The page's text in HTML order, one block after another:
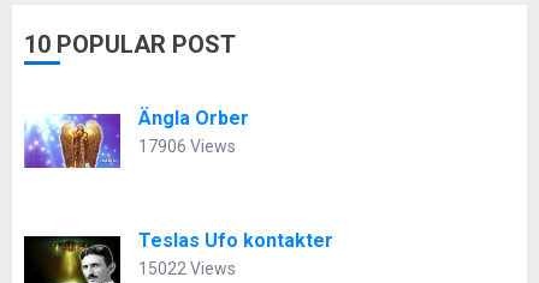
10 POPULAR POST
Ängla Orber
17906 Views
Teslas Ufo kontakter
15022 Views